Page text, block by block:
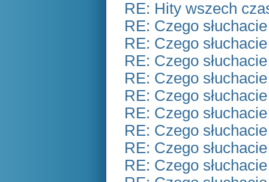
RE: Hity wszech
RE: Czego
RE: Czego
RE: Czego
RE: Czego
RE: Czego
RE: Czego
RE: Czego
RE: Czego
RE: Czego